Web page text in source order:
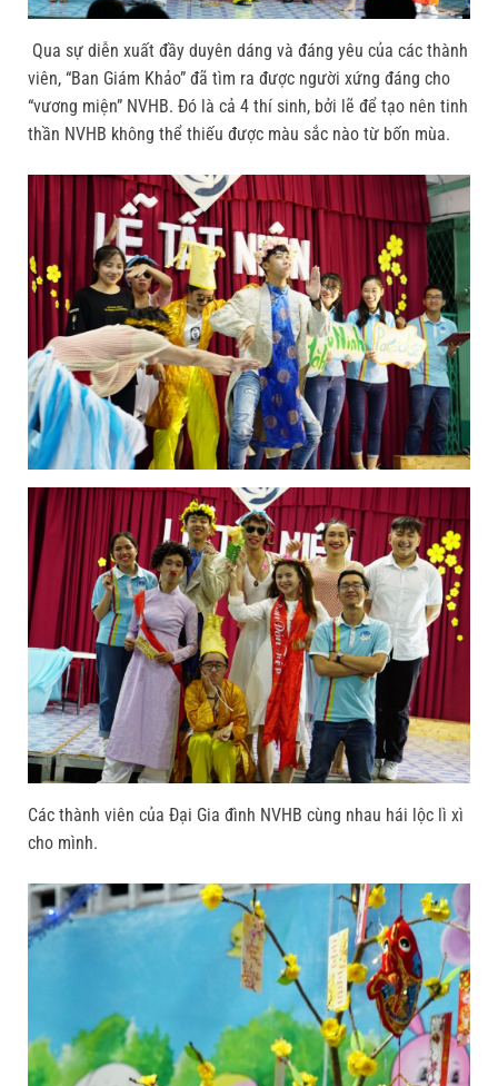
Qua sự diễn xuất đầy duyên dáng và đáng yêu của các thành
viên, “Ban Giám Khảo” đã tìm ra được người xứng đáng cho
“vương miện” NVHB. Đó là cả 4 thí sinh, bởi lẽ để tạo nên tinh
thần NVHB không thể thiếu được màu sắc nào từ bốn mùa.
Các thành viên của Đại Gia đình NVHB cùng nhau hái lộc lì xì
cho mình.